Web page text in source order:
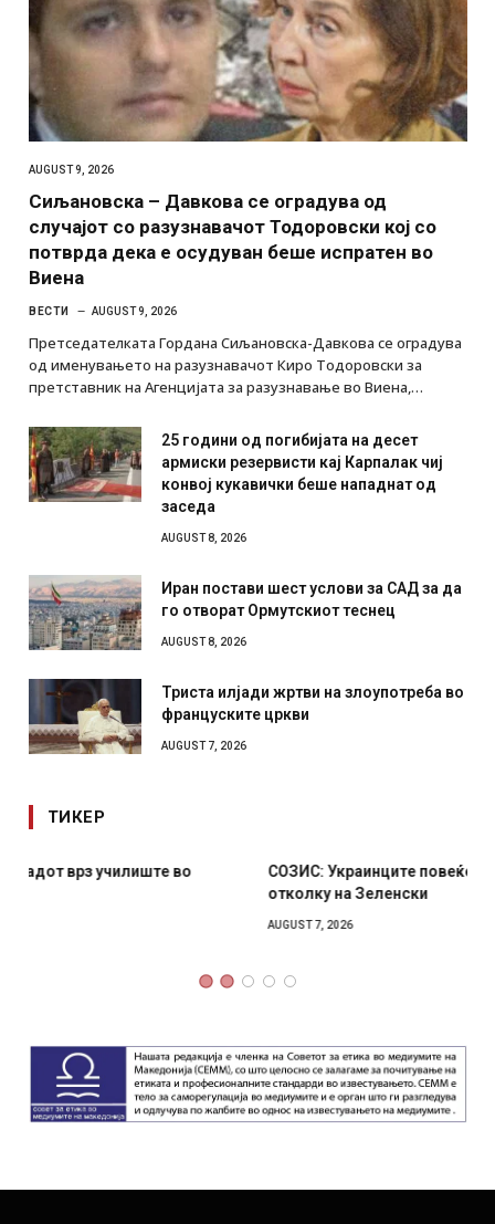
AUGUST 9, 2026
Сиљановска – Давкова се оградува од
случајот со разузнавачот Тодоровски кој со
потврда дека е осудуван беше испратен во
Виена
ВЕСТИ AUGUST 9, 2026
Претседателката Гордана Сиљановска-Давкова се оградува
од именувањето на разузнавачот Киро Тодоровски за
претставник на Агенцијата за разузнавање во Виена,…
25 години од погибијата на десет
армиски резервисти кај Карпалак чиј
конвој кукавички беше нападнат од
заседа
AUGUST 8, 2026
Иран постави шест услови за САД за да
го отворат Ормутскиот теснец
AUGUST 8, 2026
Триста илјади жртви на злоупотреба во
француските цркви
AUGUST 7, 2026
ТИКЕР
СОЗИС: Украинците повеќе им веруваат на генералите